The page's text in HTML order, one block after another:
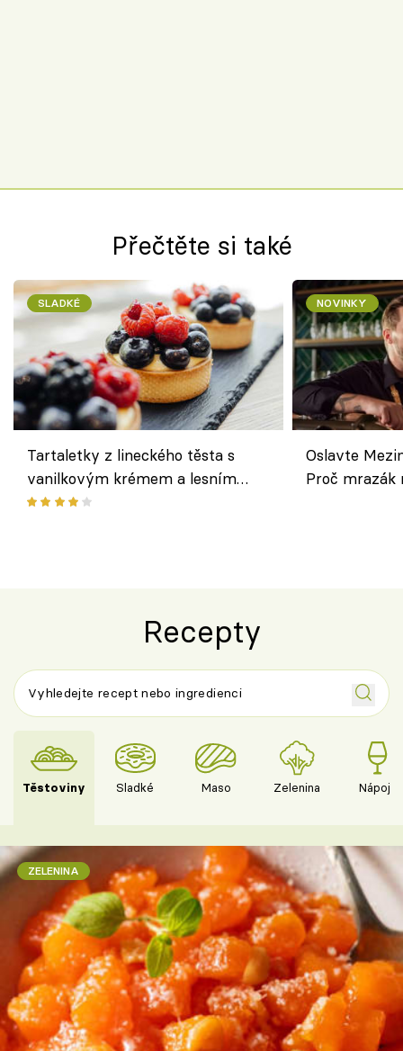
Přečtěte si také
SLADKÉ
Tartaletky z lineckého těsta s
vanilkovým krémem a lesním
ovocem podle Bread Society
NOVINKY
Oslavte
Proč
Recepty
Těstoviny Sladké Maso Zelenina Nápoje
ZELENINA